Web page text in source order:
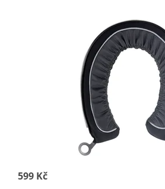
599 Kč